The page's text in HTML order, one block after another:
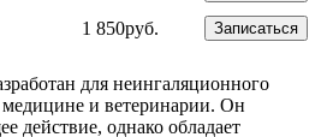
1 850руб. Записаться
для неингаляционного
медицине и ветеринарии. Он
действие, однако обладает